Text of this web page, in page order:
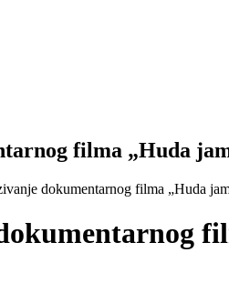
filma „Huda
dokumentarnog filma „Huda